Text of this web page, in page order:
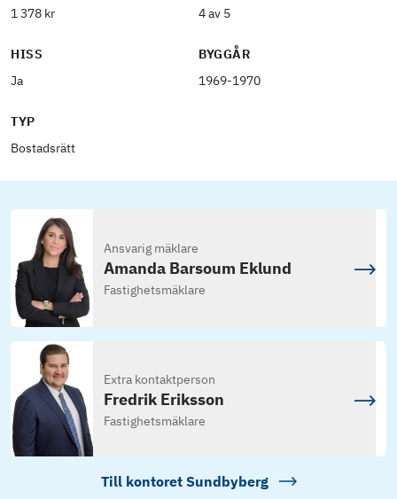
1 378 kr
4 av 5
HISS
Ja
BYGGÅR
1969-1970
TYP
Bostadsrätt
Ansvarig mäklare
Amanda Barsoum Eklund
Fastighetsmäklare
Extra kontaktperson
Fredrik Eriksson
Fastighetsmäklare
Till kontoret Sundbyberg